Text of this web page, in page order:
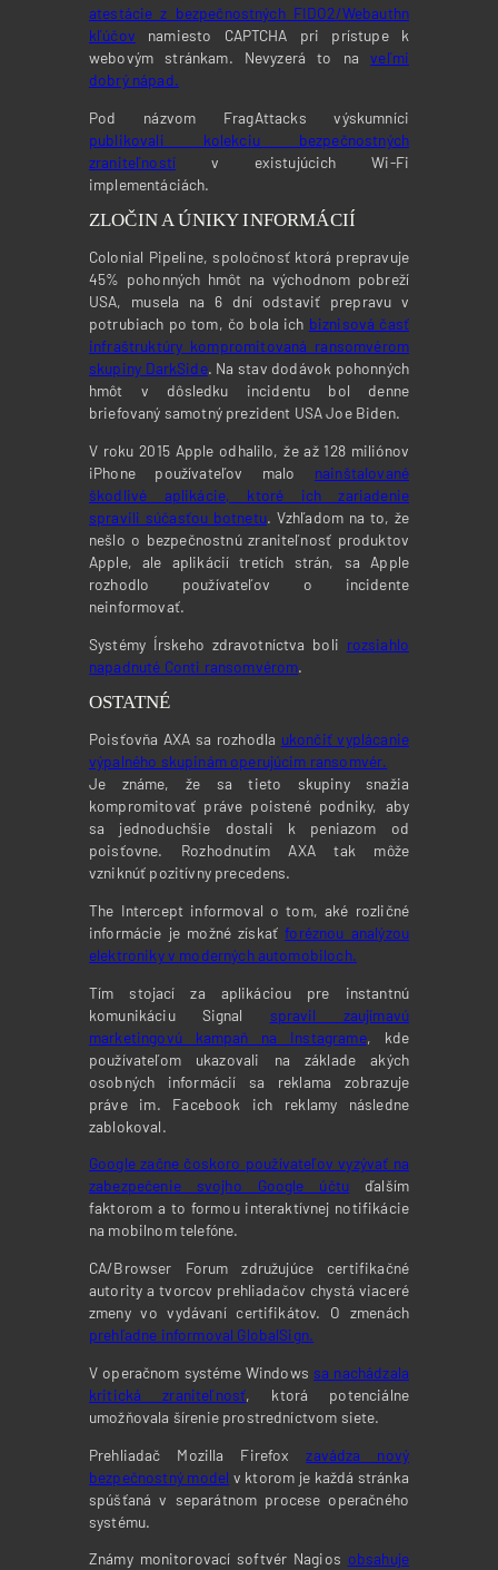
atestácie z bezpečnostných FIDO2/Webauthn
kľúčov namiesto CAPTCHA pri prístupe k
webovým stránkam. Nevyzerá to naveľmi
dobrý nápad.
Pod názvom FragAttacks výskumníci
publikovali kolekciu bezpečnostných
zraniteľností v existujúcich Wi-Fi
implementáciách.
ZLOČIN A ÚNIKY INFORMÁCIÍ
Colonial Pipeline, spoločnosť ktorá prepravuje
45% pohonných hmôt na východnom pobreží
USA, musela na 6 dní odstaviť prepravu v
potrubiach po tom, čo bola ich biznisová časť
infraštruktúry kompromitovaná ransomvérom
skupiny DarkSide. Na stav dodávok pohonných
hmôt v dôsledku incidentu bol denne
briefovaný samotný prezident USA Joe Biden.
V roku 2015 Apple odhalilo, že až 128 miliónov
iPhone používateľov malo nainštalované
škodlivé aplikácie, ktoré ich zariadenie
spravili súčasťou botnetu. Vzhľadom na to, že
nešlo o bezpečnostnú zraniteľnosť produktov
Apple, ale aplikácií tretích strán, sa Apple
rozhodlo používateľov o incidente
neinformovať.
Systémy Írskeho zdravotníctva boli rozsiahlo
napadnuté Conti ransomvérom.
OSTATNÉ
Poisťovňa AXA sa rozhodla ukončiť vyplácanie
výpalného skupinám operujúcim ransomvér.
Je známe, že sa tieto skupiny snažia
kompromitovať práve poistené podniky, aby
sa jednoduchšie dostali k peniazom od
poisťovne. Rozhodnutím AXA tak môže
vzniknúť pozitívny precedens.
The Intercept informoval o tom, aké rozličné
informácie je možné získaťforéznou analýzou
elektroniky v moderných automobiloch.
Tím stojací za aplikáciou pre instantnú
komunikáciu Signal spravil zaujímavú
marketingovú kampaň na Instagrame, kde
používateľom ukazovali na základe akých
osobných informácií sa reklama zobrazuje
práve im. Facebook ich reklamy následne
zablokoval.
Google začne čoskoro používateľov vyzývať na
zabezpečenie svojho Google účtu ďalším
faktorom a to formou interaktívnej notifikácie
na mobilnom telefóne.
CA/Browser Forum združujúce certifikačné
autority a tvorcov prehliadačov chystá viaceré
zmeny vo vydávaní certifikátov. O zmenách
prehľadne informoval GlobalSign.
V operačnom systéme Windowssa nachádzala
kritická zraniteľnosť, ktorá potenciálne
umožňovala šírenie prostredníctvom siete.
Prehliadač Mozilla Firefoxzavádza nový
bezpečnostný model v ktorom je každá stránka
spúšťaná v separátnom procese operačného
systému.
Známy monitorovací softvér Nagios obsahuje